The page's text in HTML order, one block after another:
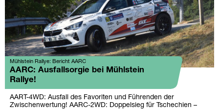
Mühlstein Rallye: Bericht AARC
AARC: Ausfallsorgie bei Mühlstein
Rallye!
AART-4WD: Ausfall des Favoriten und Führenden der
Zwischenwertung! AARC-2WD: Doppelsieg für Tschechien –